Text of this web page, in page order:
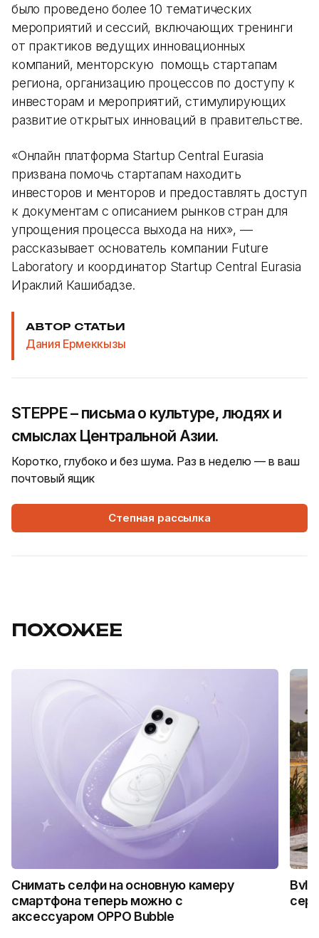
было проведено более 10 тематических
мероприятий и сессий, включающих тренинги
от практиков ведущих инновационных
компаний, менторскую помощь стартапам
региона, организацию процессов по доступу к
инвесторам и мероприятий, стимулирующих
развитие открытых инноваций в правительстве.
«Онлайн платформа Startup Central Eurasia
призвана помочь стартапам находить
инвесторов и менторов и предоставлять доступ
к документам с описанием рынков стран для
упрощения процесса выхода на них», —
рассказывает основатель компании Future
Laboratory и координатор Startup Central Eurasia
Ираклий Кашибадзе.
АВТОР СТАТЬИ
Дания Ермеккызы
STEPPE – письма о культуре, людях и
смыслах Центральной Азии.
Коротко, глубоко и без шума. Раз в неделю — в ваш
почтовый ящик
Степная рассылка
ПОХОЖЕЕ
Снимать селфи на основную камеру
смартфона теперь можно с
аксессуаром OPPO Bubble